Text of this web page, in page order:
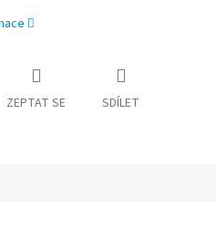
ZEPTAT SE SDÍLET